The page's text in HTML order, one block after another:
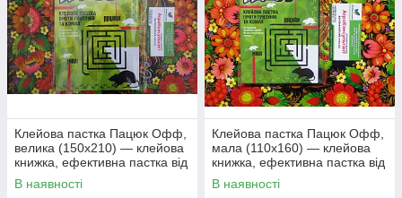
Клейова пастка Пацюк Офф,
велика (150х210) — клейова
книжка, ефективна пастка від
гризунів та комах
В наявності
Клейова пастка Пацюк Офф,
мала (110х160) — клейова
книжка, ефективна пастка від
гризунів та комах
В наявності